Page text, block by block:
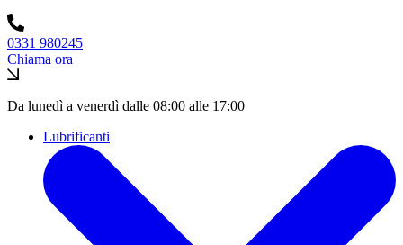
0331 980245
Chiama ora
Da lunedì a venerdì dalle 08:00 alle 17:00
Lubrificanti